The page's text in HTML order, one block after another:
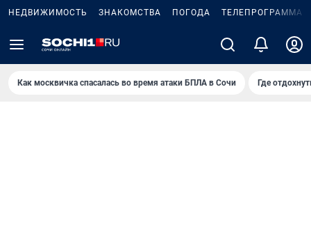
НЕДВИЖИМОСТЬ ЗНАКОМСТВА ПОГОДА ТЕЛЕПРОГРАММА
Как москвичка спасалась во время атаки БПЛА в Сочи Где